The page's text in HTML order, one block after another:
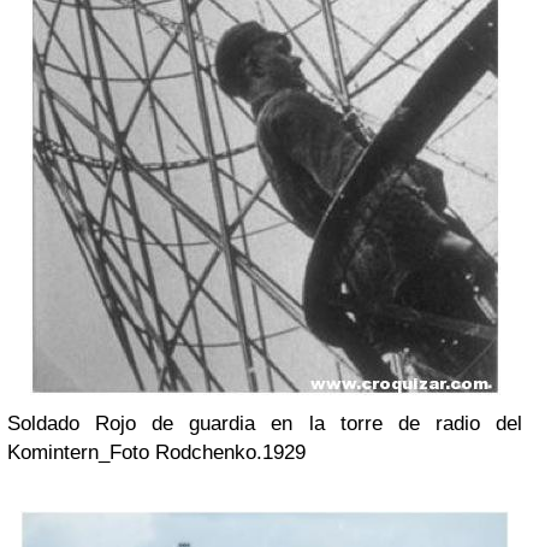
Soldado Rojo de guardia en la torre de radio del
Komintern_Foto Rodchenko.1929